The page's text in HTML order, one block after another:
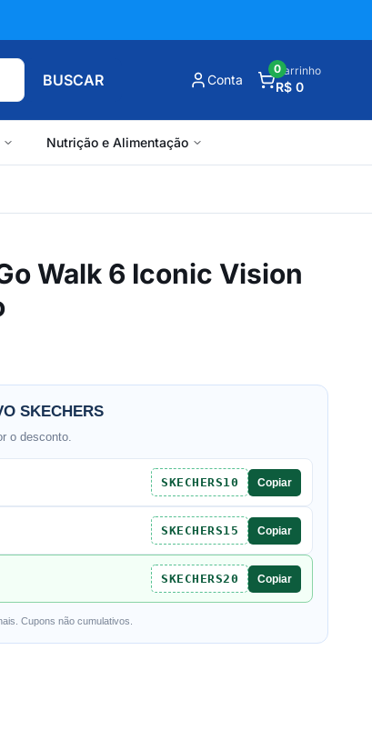
BUSCAR Conta
Carrinho
R$ 0
0
Nutrição e Alimentação
Walk 6 Iconic Vision
SKECHERS
o desconto.
SKECHERS10 Copiar
SKECHERS15 Copiar
SKECHERS20 Copiar
Cupons não cumulativos.